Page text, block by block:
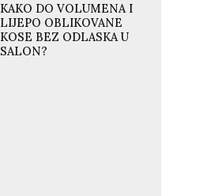
KAKO DO VOLUMENA I
LIJEPO OBLIKOVANE
KOSE BEZ ODLASKA U
SALON?